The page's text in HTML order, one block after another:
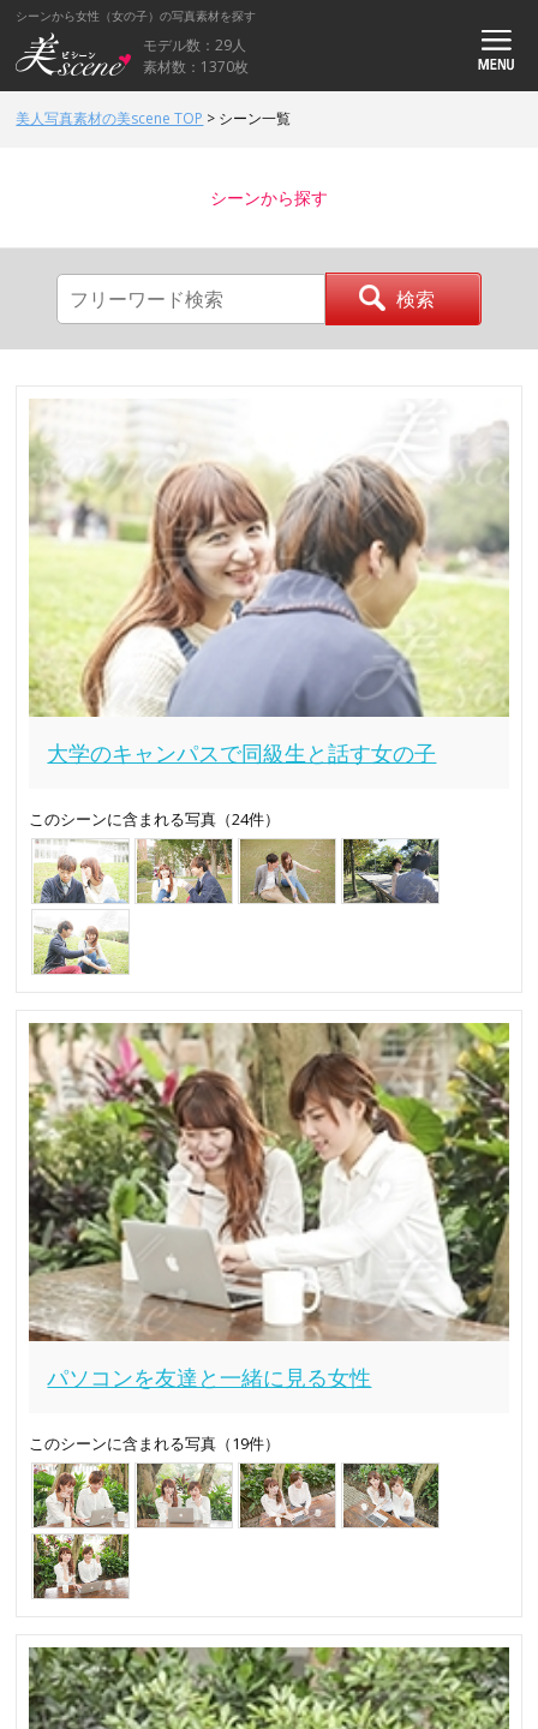
シーンから女性（女の子）の写真素材を探す
モデル数：29人
素材数：1370枚
美人写真素材の美scene TOP > シーン一覧
シーンから探す
大学のキャンパスで同級生と話す女の子
このシーンに含まれる写真（24件）
パソコンを友達と一緒に見る女性
このシーンに含まれる写真（19件）